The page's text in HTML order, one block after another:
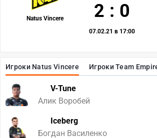
Игроки Natus Vincere Игроки Team
V-Tune
Алик Воробей
Iceberg
Богдан Василенко
Natus Vincere 2 : 0
07.02.21 в 17:00